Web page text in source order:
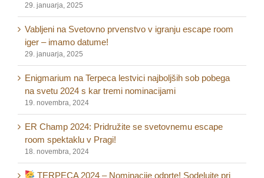
29. januarja, 2025
Vabljeni na Svetovno prvenstvo v igranju escape room
iger – imamo datume!
29. januarja, 2025
Enigmarium na Terpeca lestvici najboljših sob pobega
na svetu 2024 s kar tremi nominacijami
19. novembra, 2024
ER Champ 2024: Pridružite se svetovnemu escape
room spektaklu v Pragi!
18. novembra, 2024
TERPECA 2024 – Nominacije odprte! Sodelujte pri